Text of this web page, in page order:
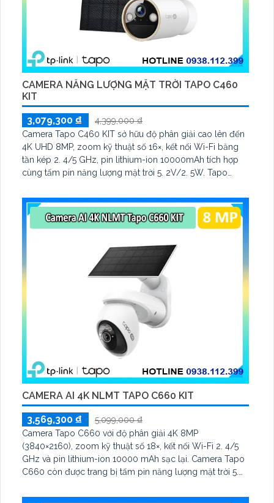
CAMERA NĂNG LƯỢNG MẶT TRỜI TAPO C460
KIT
3,079,300 ₫
4,399,000 ₫
Camera Tapo C460 KIT sở hữu độ phân giải cao lên đến
4K UHD 8MP, zoom kỹ thuật số 16×, kết nối Wi-Fi băng
tần kép 2. 4/5 GHz, pin lithium-ion 10000mAh tích hợp
cùng tấm pin năng lượng mặt trời 5. 2V/2. 5W. Tapo
biến Starlight, tầm nhìn lên đến 15 m
CAMERA AI 4K NLMT TAPO C660 KIT
3,569,300 ₫
5,099,000 ₫
Camera Tapo C660 với độ phân giải 4K 8MP
(3840×2160), zoom kỹ thuật số 18×, kết nối Wi-Fi 2. 4/5
GHz và pin lithium-ion 10000 mAh sạc lại. Camera Tapo
C660 còn được trang bị tấm pin năng lượng mặt trời 5.
tiện, lưu trữ thẻ microSD tối đa 512 GB